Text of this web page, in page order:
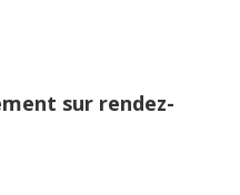
sur rendez-